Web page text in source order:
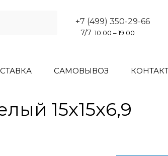
+7 (499) 350-29-66
7/7 10:00 – 19:00
САМОВЫВОЗ
15x15x6,9